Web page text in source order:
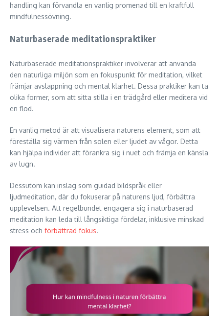
handling kan förvandla en vanlig promenad till en kraftfull
mindfulnessövning.
Naturbaserade meditationspraktiker
Naturbaserade meditationspraktiker involverar att använda
den naturliga miljön som en fokuspunkt för meditation, vilket
främjar avslappning och mental klarhet. Dessa praktiker kan ta
olika former, som att sitta stilla i en trädgård eller meditera vid
en flod.
En vanlig metod är att visualisera naturens element, som att
föreställa sig värmen från solen eller ljudet av vågor. Detta
kan hjälpa individer att förankra sig i nuet och främja en känsla
av lugn.
Dessutom kan inslag som guidad bildspråk eller
ljudmeditation, där du fokuserar på naturens ljud, förbättra
upplevelsen. Att regelbundet engagera sig i naturbaserad
meditation kan leda till långsiktiga fördelar, inklusive minskad
stress och förbättrad fokus.